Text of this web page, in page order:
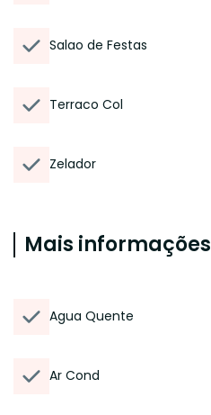
Salao de Festas
Terraco Col
Zelador
Mais informações
Agua Quente
Ar Cond